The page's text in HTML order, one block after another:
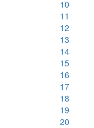
10
11
12
13
14
15
16
17
18
19
20